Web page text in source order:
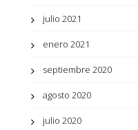
julio 2021
enero 2021
septiembre 2020
agosto 2020
julio 2020